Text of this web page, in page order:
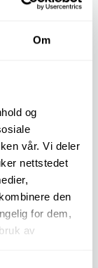
Om
og
vår. Vi deler
nettstedet
den
for dem,
av
og